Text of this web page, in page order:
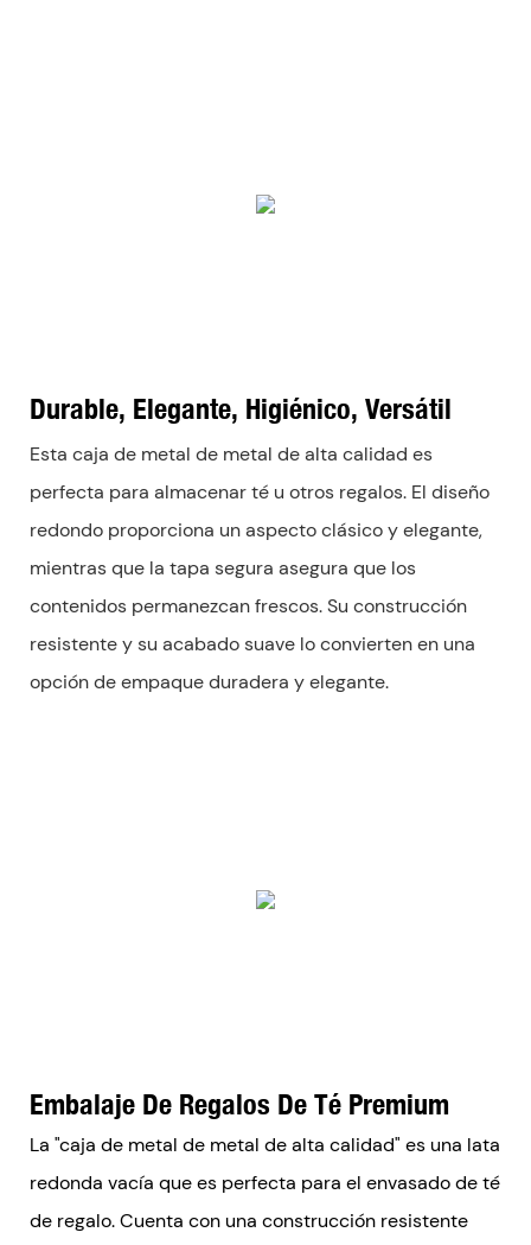
Durable, Elegante, Higiénico, Versátil
Esta caja de metal de metal de alta calidad es
perfecta para almacenar té u otros regalos. El diseño
redondo proporciona un aspecto clásico y elegante,
mientras que la tapa segura asegura que los
contenidos permanezcan frescos. Su construcción
resistente y su acabado suave lo convierten en una
opción de empaque duradera y elegante.
Embalaje De Regalos De Té Premium
La "caja de metal de metal de alta calidad" es una lata
redonda vacía que es perfecta para el envasado de té
de regalo. Cuenta con una construcción resistente